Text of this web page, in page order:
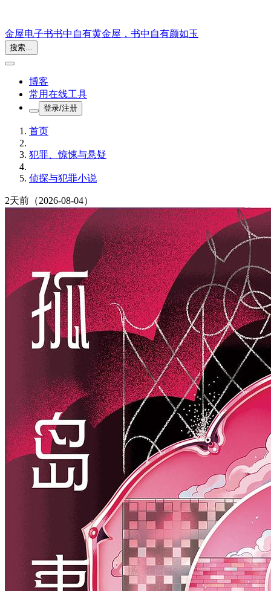
金屋电子书书中自有黄金屋，书中自有颜如玉
搜索...
博客
常用在线工具
登录/注册
首页
犯罪、惊悚与悬疑
侦探与犯罪小说
2天前 （2026-08-04）